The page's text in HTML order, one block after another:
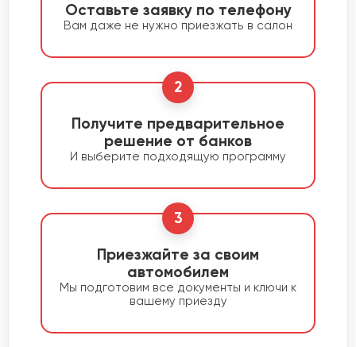
Оставьте заявку по телефону
Вам даже не нужно приезжать в салон
2
Получите предварительное
решение от банков
И выберите подходящую программу
3
Приезжайте за своим
автомобилем
Мы подготовим все документы и ключи к
вашему приезду